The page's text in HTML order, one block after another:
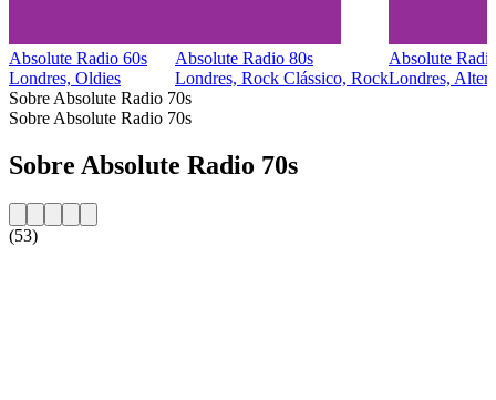
Absolute Radio 60s
Londres, Oldies
Absolute Radio 80s
Londres, Rock Clássico, Rock
Absolute
Londres,
Sobre Absolute Radio 70s
Sobre Absolute Radio 70s
Sobre Absolute Radio 70s
(53)